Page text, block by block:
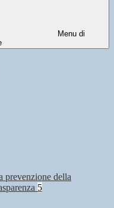
Menu di
prevenzione della
5